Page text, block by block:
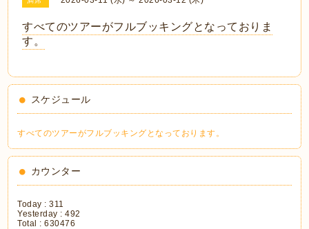
すべてのツアーがフルブッキングとなっておりま
す。
スケジュール
すべてのツアーがフルブッキングとなっております。
カウンター
Today :311
Yesterday :492
Total :630476